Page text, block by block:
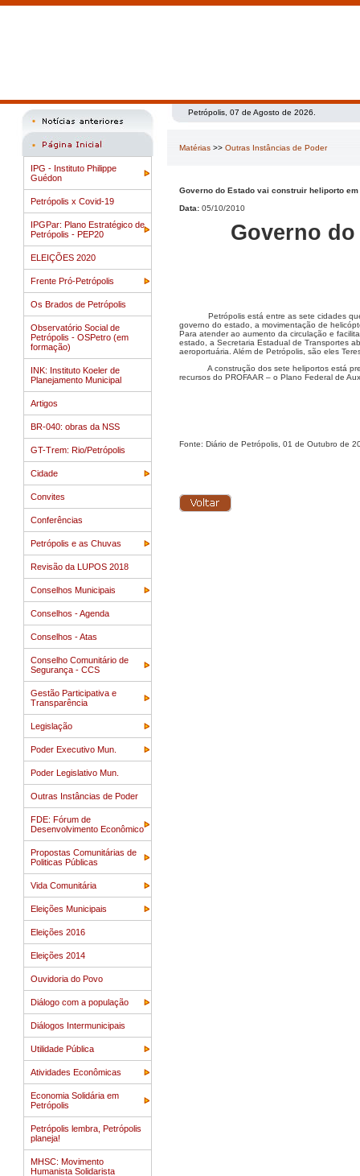
IPG - Instituto Philippe
Guédon
Petrópolis x Covid-19
IPGPar: Plano Estratégico de
Petrópolis - PEP20
ELEIÇÕES 2020
Frente Pró-Petrópolis
Os Brados de Petrópolis
Observatório Social de
Petrópolis - OSPetro (em
formação)
INK: Instituto Koeler de
Planejamento Municipal
Artigos
BR-040: obras da NSS
GT-Trem: Rio/Petrópolis
Cidade
Convites
Conferências
Petrópolis e as Chuvas
Revisão da LUPOS 2018
Conselhos Municipais
Conselhos - Agenda
Conselhos - Atas
Conselho Comunitário de
Segurança - CCS
Gestão Participativa e
Transparência
Legislação
Poder Executivo Mun.
Poder Legislativo Mun.
Outras Instâncias de Poder
FDE: Fórum de
Desenvolvimento Econômico
Propostas Comunitárias de
Politicas Públicas
Vida Comunitária
Eleições Municipais
Eleições 2016
Eleições 2014
Ouvidoria do Povo
Diálogo com a população
Diálogos Intermunicipais
Utilidade Pública
Atividades Econômicas
Economia Solidária em
Petrópolis
Petrópolis lembra, Petrópolis
planeja!
MHSC: Movimento
Humanista Solidarista
Petrópolis, 07 de Agosto de 2026.
Matérias >> Outras Instâncias de Poder
Governo do Estado vai construir heliporto
Data: 05/10/2010
Governo
Petrópolis está entre as sete cidades
governo do estado, a movimentação de
Para atender ao aumento da circulação e
estado, a Secretaria Estadual de Transportes
aeroportuária. Além de Petrópolis, são eles
A construção dos sete heliportos está
recursos do PROFAAR – o Plano Federal de
Fonte: Diário de Petrópolis, 01 de Outubro de